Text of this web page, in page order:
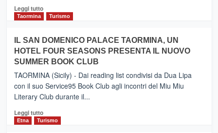
e
Zanzibar
da
Neos
Leggi tuttoLeggi
PIEDIMONTE
ETNEO
–
Meta
turistica
privilegiata
secondo
dati
di
Taormina Turismo
IL SAN DOMENICO PALACE TAORMINA, UN
HOTEL FOUR SEASONS PRESENTA IL NUOVO
SUMMER BOOK CLUB
TAORMINA (Sicily) - Dai reading list condivisi da Dua Lipa
con il suo Service95 Book Club agli incontri del Miu Miu
Literary Club durante il...
Leggi tuttoLeggi
di
Etna Turismo